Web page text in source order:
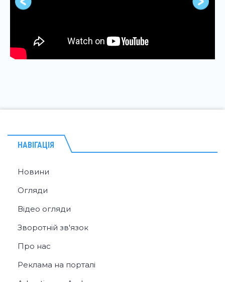
НАВІГАЦІЯ
Новини
Огляди
Відео огляди
Зворотній зв'язок
Про нас
Реклама на порталі